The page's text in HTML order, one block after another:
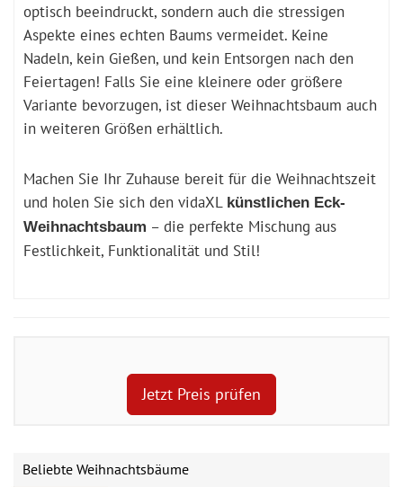
optisch beeindruckt, sondern auch die stressigen
Aspekte eines echten Baums vermeidet. Keine
Nadeln, kein Gießen, und kein Entsorgen nach den
Feiertagen! Falls Sie eine kleinere oder größere
Variante bevorzugen, ist dieser Weihnachtsbaum auch
in weiteren Größen erhältlich.
Machen Sie Ihr Zuhause bereit für die Weihnachtszeit
und holen Sie sich den vidaXL künstlichen Eck-
Weihnachtsbaum – die perfekte Mischung aus
Festlichkeit, Funktionalität und Stil!
Jetzt Preis prüfen
Beliebte Weihnachtsbäume